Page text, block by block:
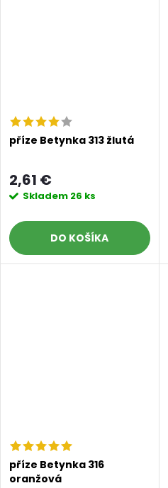
příze Betynka 313 žlutá
2,61 €
Skladem 26 ks
DO KOŠÍKA
příze Betynka 316
oranžová